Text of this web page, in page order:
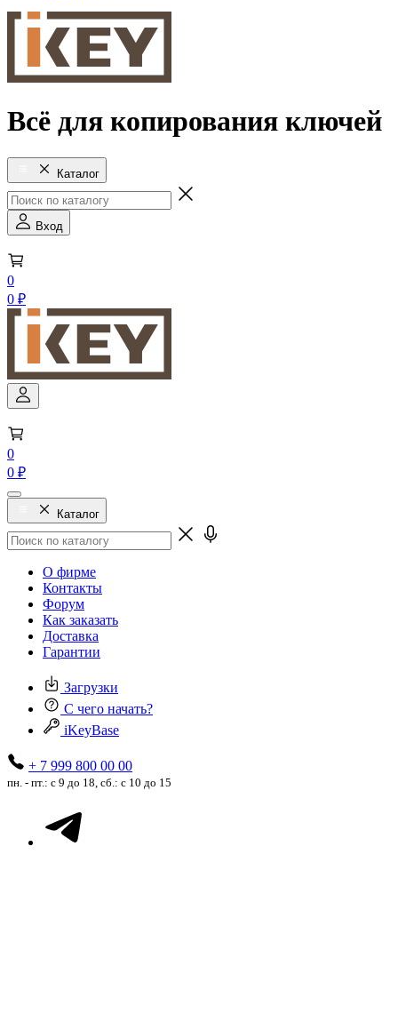
Всё для копирования ключей
Каталог
Вход
0
0 ₽
0
0 ₽
Каталог
О фирме
Контакты
Форум
Как заказать
Доставка
Гарантии
Загрузки
С чего начать?
iKeyBase
+ 7 999 800 00 00
пн. - пт.: с 9 до 18, сб.: с 10 до 15